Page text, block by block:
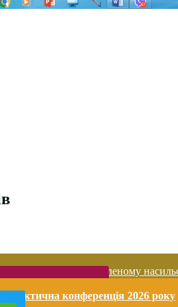
та гендерно-зумовленому
практична конференція 2026 року